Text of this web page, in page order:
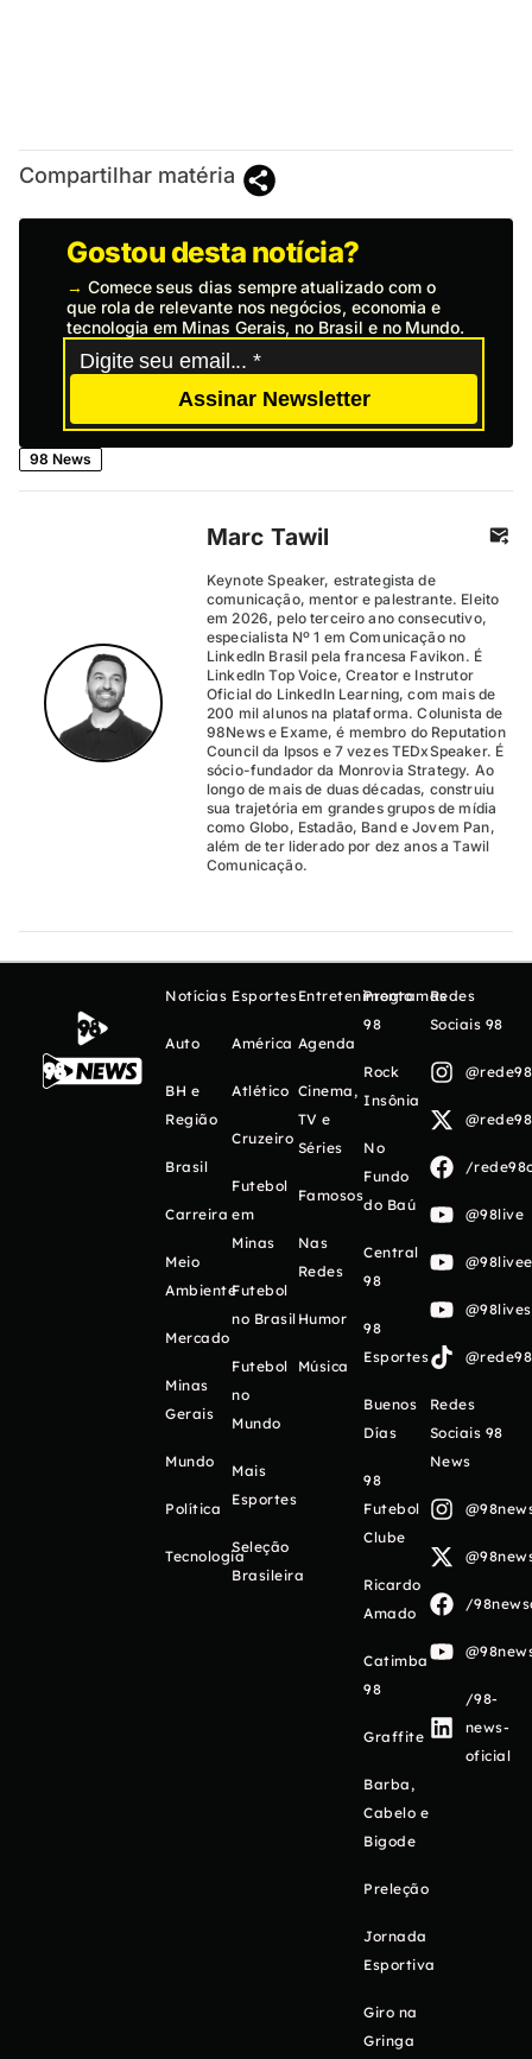
Compartilhar matéria
Gostou desta notícia?
→ Comece seus dias sempre atualizado com o
que rola de relevante nos negócios, economia e
tecnologia em Minas Gerais, no Brasil e no Mundo.
Assinar Newsletter
98 News
Marc Tawil
Keynote Speaker, estrategista de
comunicação, mentor e palestrante. Eleito
em 2026, pelo terceiro ano consecutivo,
especialista Nº 1 em Comunicação no
LinkedIn Brasil pela francesa Favikon. É
LinkedIn Top Voice, Creator e Instrutor
Oficial do LinkedIn Learning, com mais de
200 mil alunos na plataforma. Colunista de
98News e Exame, é membro do Reputation
Council da Ipsos e 7 vezes TEDxSpeaker. É
sócio-fundador da Monrovia Strategy. Ao
longo de mais de duas décadas, construiu
sua trajetória em grandes grupos de mídia
como Globo, Estadão, Band e Jovem Pan,
além de ter liderado por dez anos a Tawil
Comunicação.
Notícias
Auto
BH e
Região
Brasil
Carreira
Meio
Ambiente
Mercado
Minas
Gerais
Mundo
Política
Tecnologia
Esportes
América
Atlético
Cruzeiro
Futebol
em
Minas
Futebol
no Brasil
Futebol
no
Mundo
Mais
Esportes
Seleção
Brasileira
Entretenimento
Agenda
Cinema,
TV e
Séries
Famosos
Nas
Redes
Humor
Música
Programas
98
Rock
Insônia
No
Fundo
do Baú
Central
98
98
Esportes
Buenos
Días
98
Futebol
Clube
Ricardo
Amado
Catimba
98
Graffite
Barba,
Cabelo e
Bigode
Preleção
Jornada
Esportiva
Giro na
Gringa
Redes
Sociais 98
/
@98live
Redes
Sociais 98
News
/
/98-
news-
oficial